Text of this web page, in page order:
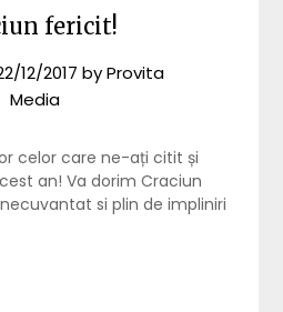
fericit!
12/2017 byProvita
Media
celor care ne-ați citit și
an! Va dorim Craciun
si plin de impliniri